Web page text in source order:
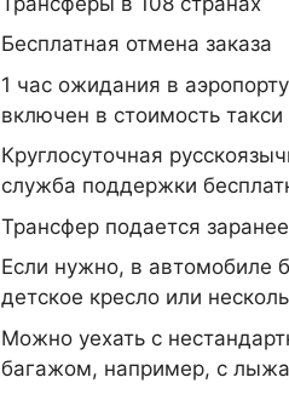
Бесплатная отмена заказа
1 час ожидания в аэропорту
включен в стоимость такси
Круглосуточная
служба поддержки
Трансфер подается заранее
Если нужно, в автомобиле
детское кресло или
Можно уехать с
багажом, например, с